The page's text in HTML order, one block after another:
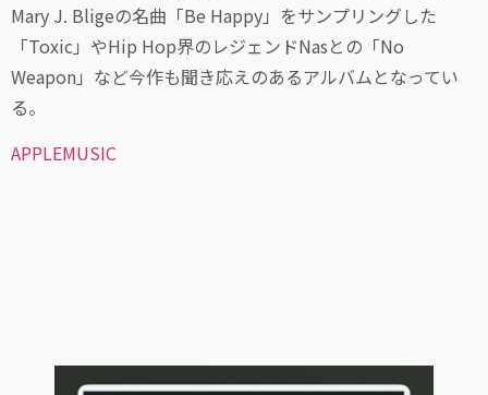
Mary J. Bligeの名曲「Be Happy」をサンプリングした
「Toxic」やHip Hop界のレジェンドNasとの「No
Weapon」など今作も聞き応えのあるアルバムとなってい
る。
APPLEMUSIC